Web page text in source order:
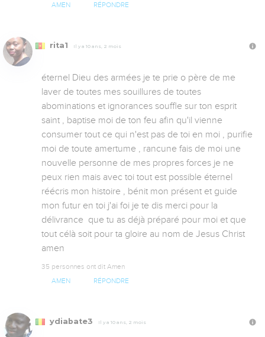
AMEN RÉPONDRE
rita1 Il y a 10 ans, 2 mois
éternel Dieu des armées je te prie o père de me
laver de toutes mes souillures de toutes
abominations et ignorances souffle sur ton esprit
saint , baptise moi de ton feu afin qu'il vienne
consumer tout ce qui n'est pas de toi en moi , purifie
moi de toute amertume , rancune fais de moi une
nouvelle personne de mes propres forces je ne
peux rien mais avec toi tout est possible éternel
réécris mon histoire , bénit mon présent et guide
mon futur en toi j'ai foi je te dis merci pour la
délivrance  que tu as déjà préparé pour moi et que
tout célà soit pour ta gloire au nom de Jesus Christ
amen
35 personnes ont dit Amen
AMEN RÉPONDRE
ydiabate3 Il y a 10 ans, 2 mois